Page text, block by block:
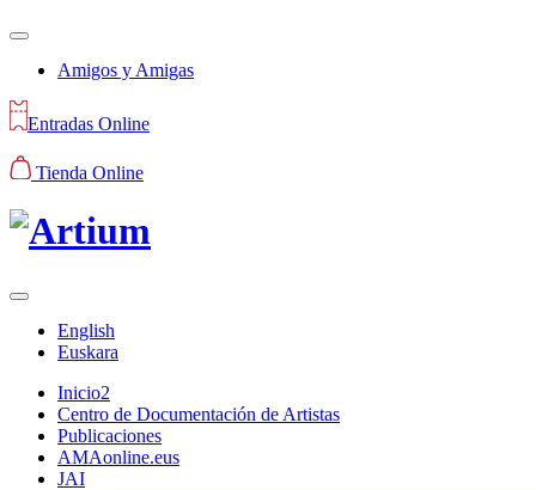
Amigos y Amigas
Entradas Online
Tienda Online
English
Euskara
Inicio2
Centro de Documentación de Artistas
Publicaciones
AMAonline.eus
JAI